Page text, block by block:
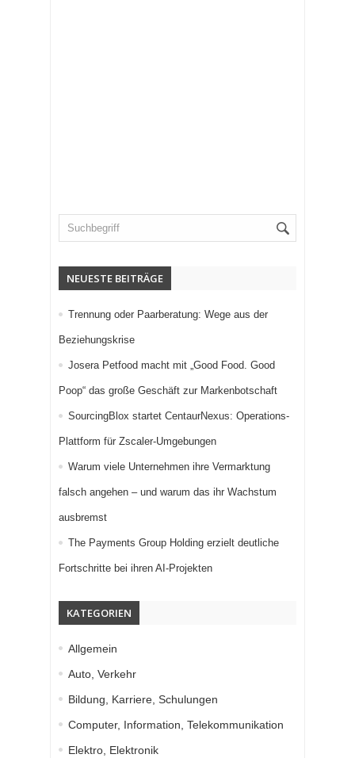
NEUESTE BEITRÄGE
Trennung oder Paarberatung: Wege aus der
Beziehungskrise
Josera Petfood macht mit „Good Food. Good
Poop“ das große Geschäft zur Markenbotschaft
SourcingBlox startet CentaurNexus: Operations-
Plattform für Zscaler-Umgebungen
Warum viele Unternehmen ihre Vermarktung
falsch angehen – und warum das ihr Wachstum
ausbremst
The Payments Group Holding erzielt deutliche
Fortschritte bei ihren AI-Projekten
KATEGORIEN
Allgemein
Auto, Verkehr
Bildung, Karriere, Schulungen
Computer, Information, Telekommunikation
Elektro, Elektronik